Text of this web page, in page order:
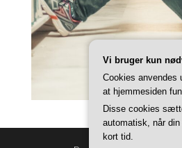
Vi bruger kun
Cookies anvendes
at hjemmesiden
Disse cookies
automatisk, når
kort tid.